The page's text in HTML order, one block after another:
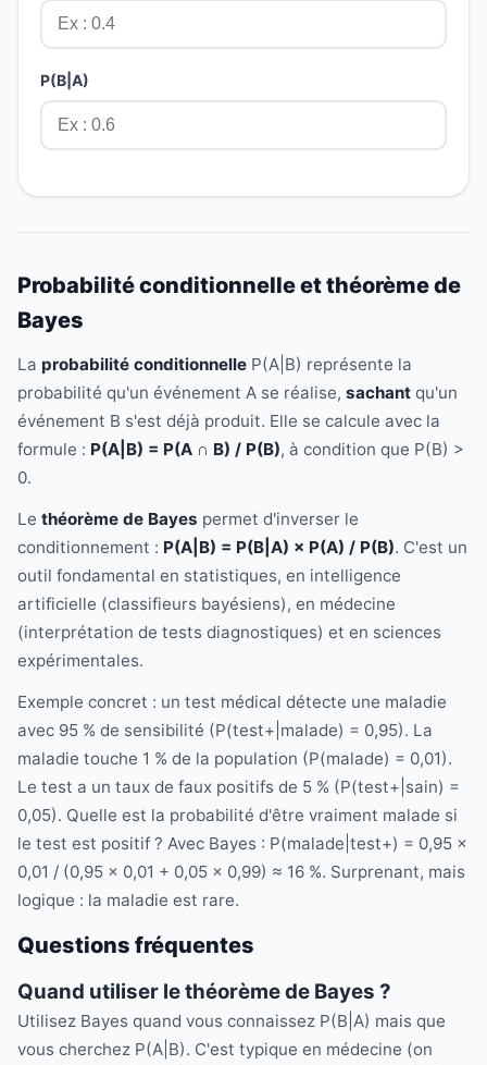
P(B|A)
Probabilité conditionnelle et théorème de
Bayes
La probabilité conditionnelle P(A|B) représente la
probabilité qu'un événement A se réalise, sachant qu'un
événement B s'est déjà produit. Elle se calcule avec la
formule : P(A|B) = P(A ∩ B) / P(B), à condition que P(B) >
0.
Le théorème de Bayes permet d'inverser le
conditionnement : P(A|B) = P(B|A) × P(A) / P(B). C'est un
outil fondamental en statistiques, en intelligence
artificielle (classifieurs bayésiens), en médecine
(interprétation de tests diagnostiques) et en sciences
expérimentales.
Exemple concret : un test médical détecte une maladie
avec 95 % de sensibilité (P(test+|malade) = 0,95). La
maladie touche 1 % de la population (P(malade) = 0,01).
Le test a un taux de faux positifs de 5 % (P(test+|sain) =
0,05). Quelle est la probabilité d'être vraiment malade si
le test est positif ? Avec Bayes : P(malade|test+) = 0,95 ×
0,01 / (0,95 × 0,01 + 0,05 × 0,99) ≈ 16 %. Surprenant, mais
logique : la maladie est rare.
Questions fréquentes
Quand utiliser le théorème de Bayes ?
Utilisez Bayes quand vous connaissez P(B|A) mais que
vous cherchez P(A|B). C'est typique en médecine (on